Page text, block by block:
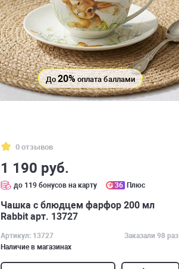
До20%оплата баллами
0 отзывов
1 190 руб.
до 119 бонусов на карту 36 Плюс
Чашка с блюдцем фарфор 200 мл
Rabbit арт. 13727
Артикул: 13727
Заказали 98 раз
Наличие в магазинах